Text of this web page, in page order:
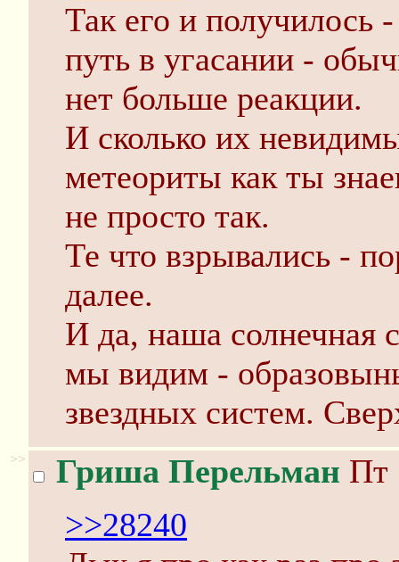
Так его и получилось
путь в угасании -
нет больше реакции.
И сколько их
метеориты как ты
не просто так.
Те что взрывались -
далее.
И да, наша солнечная
мы видим -
звездных систем.
>> Гриша Перельман Пт
>>28240